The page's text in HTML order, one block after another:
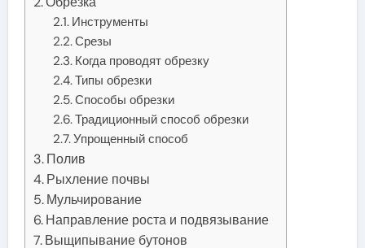
Инструменты
Срезы
Когда проводят обрезку
Типы обрезки
Способы обрезки
Традиционный способ обрезки
Упрощенный способ
Полив
Рыхление почвы
Мульчирование
Направление роста и подвязывание
Выщипывание бутонов